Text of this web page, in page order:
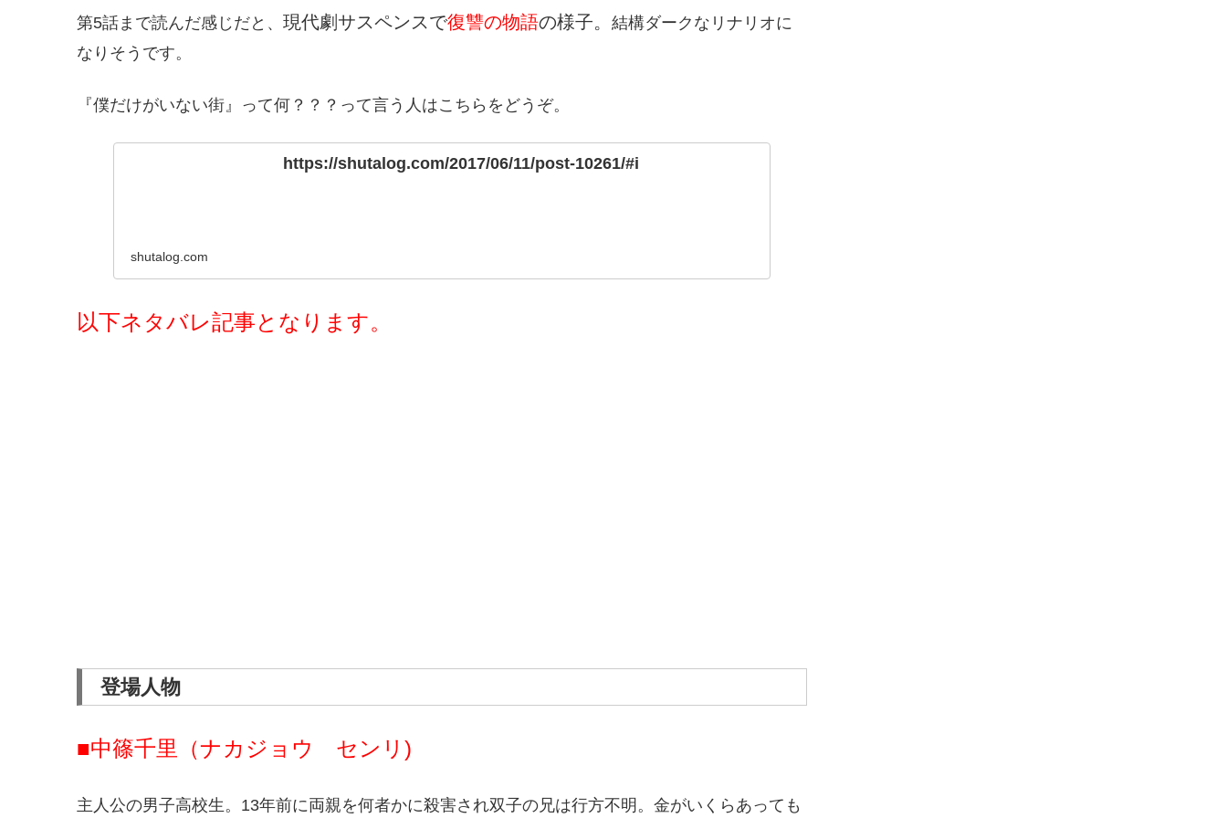
第5話まで読んだ感じだと、 現代劇サスペンスで復讐の物語の様子。 結構ダークなリナリオに
なりそうです。
『僕だけがいない街』って何？？？って言う人はこちらをどうぞ。
https://shutalog.com/2017/06/11/post-10261/#i
shutalog.com
以下ネタバレ記事となります。
登場人物
■中篠千里（ナカジョウ センリ)
主人公の男子高校生。13年前に両親を何者かに殺害され双子の兄は行方不明。金がいくらあっても